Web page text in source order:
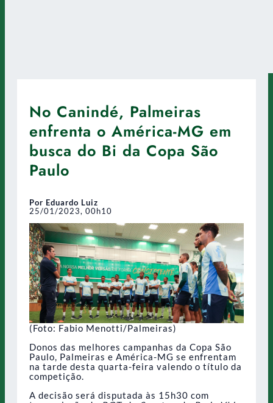
No Canindé, Palmeiras
enfrenta o América-MG em
busca do Bi da Copa São
Paulo
Por Eduardo Luiz
25/01/2023, 00h10
(Foto: Fabio Menotti/Palmeiras)
Donos das melhores campanhas da Copa São
Paulo, Palmeiras e América-MG se enfrentam
na tarde desta quarta-feira valendo o título da
competição.
A decisão será disputada às 15h30 com